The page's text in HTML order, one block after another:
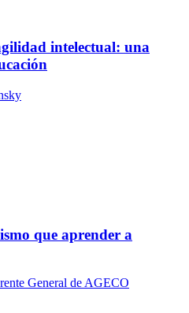
intelectual: una
que aprender a
General de AGECO